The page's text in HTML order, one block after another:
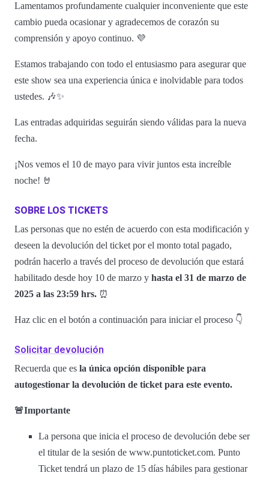
Lamentamos profundamente cualquier inconveniente que este
cambio pueda ocasionar y agradecemos de corazón su
comprensión y apoyo continuo. 💜
Estamos trabajando con todo el entusiasmo para asegurar que
este show sea una experiencia única e inolvidable para todos
ustedes. 🎶✨
Las entradas adquiridas seguirán siendo válidas para la nueva
fecha.
¡Nos vemos el 10 de mayo para vivir juntos esta increíble
noche! 🤘
SOBRE LOS TICKETS
Las personas que no estén de acuerdo con esta modificación y
deseen la devolución del ticket por el monto total pagado,
podrán hacerlo a través del proceso de devolución que estará
habilitado desde hoy 10 de marzo y hasta el 31 de marzo de
2025 a las 23:59 hrs. ⏰
Haz clic en el botón a continuación para iniciar el proceso 👇
Solicitar devolución
Recuerda que es la única opción disponible para
autogestionar la devolución de ticket para este evento.
🚨Importante
La persona que inicia el proceso de devolución debe ser
el titular de la sesión de www.puntoticket.com. Punto
Ticket tendrá un plazo de 15 días hábiles para gestionar